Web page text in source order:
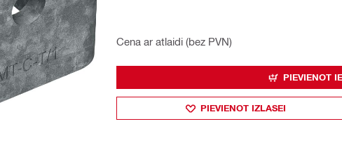
Cena ar atlaidi (bez PVN)
PIEVIENOT
PIEVIENOT IZLASEI